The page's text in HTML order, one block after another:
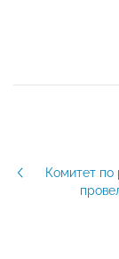
Комитет по